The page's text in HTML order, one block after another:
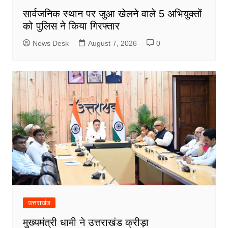
सार्वजनिक स्थान पर जुआ खेलने वाले 5 अभियुक्तों
को पुलिस ने किया गिरफ्तार
News Desk August 7, 2026 0
उत्तराखंड
मुख्यमंत्री धामी ने उत्तराखंड क्रीड़ा